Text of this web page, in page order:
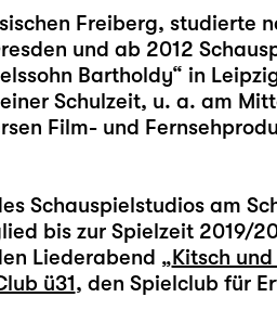
Freiberg, studierte
und ab 2012
Bartholdy“ in
Schulzeit, u. a. am
Film- und
Schauspielstudios am
bis zur Spielzeit 2019/
Liederabend „Kitsch
ü31, den Spielclub für